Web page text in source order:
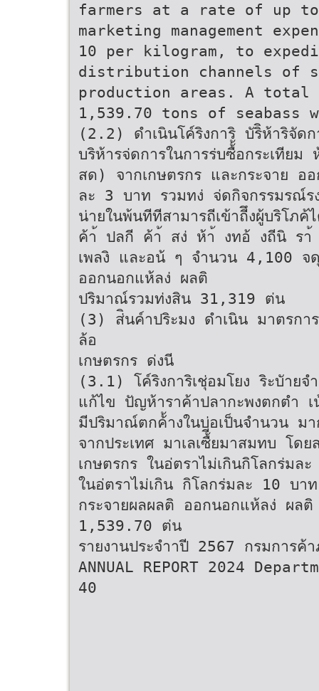
farmers at a rate of up to
marketing management
10 per kilogram, to
distribution channels of
production areas. A total
1,539.70 tons of seabass
(2.2) ดําเนินโค์ริงการิ บัริิห้าริจั
บริห้ารจ่ดการในการร่บซื้้อกระเที
สด) จากเกษตรกร และกระจาย
ละ 3 บาท รวมทง่ จ่ดกิจกรรมรณ์ร
น่ายในพ้นทีทีสามารถีเข้าถีึงผู้บริโ
ค้า้ ปลกี ค้า้ สง่ ห้า้ งทอ้ งถีนิ รา้
เพลงิ และอน้ ๆ จํานวน 4,100 จ
ออกนอกแห้ลง่ ผลติ
ปริมาณ์รวมท่งสิน 31,319 ต่น
(3) ส่ินค์าปริะมง ดําเนิน มาตรกา
ล้อ
เกษตรกร ด่งนี
(3.1) โค์ริงการิเชุ่อมโยง ริะบัายจํ
แก้ไข ปัญห้าราค้าปลากะพงตกตํา เ
มีปริมาณ์ตกค้้างในบ่อเป็นจํานวน ม
จากประเทศ มาเลเซื้ียมาสมทบ โด
เกษตรกร ในอ่ตราไม่เกินกิโลกร่ม
ในอ่ตราไม่เกิน กิโลกร่มละ 10 บาท
กระจายผลผลติ ออกนอกแห้ลง่ ผล
1,539.70 ต่น
รายงานประจําาปี 2567 กรมการค้า
ANNUAL REPORT 2024
40